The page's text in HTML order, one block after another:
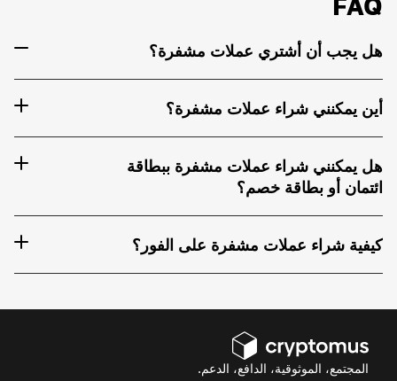
هل يجب أن أشتري عملات مشفرة؟
أين يمكنني شراء عملات مشفرة؟
هل يمكنني شراء عملات مشفرة ببطاقة
ائتمان أو بطاقة خصم؟
كيفية شراء عملات مشفرة على الفور؟
المجتمع، الموثوقية، الدافع، الدعم.